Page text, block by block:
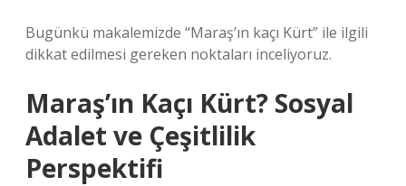
Bugünkü makalemizde “Maraş’ın kaçı Kürt” ile ilgili
dikkat edilmesi gereken noktaları inceliyoruz.
Maraş’ın Kaçı Kürt? Sosyal
Adalet ve Çeşitlilik
Perspektifi